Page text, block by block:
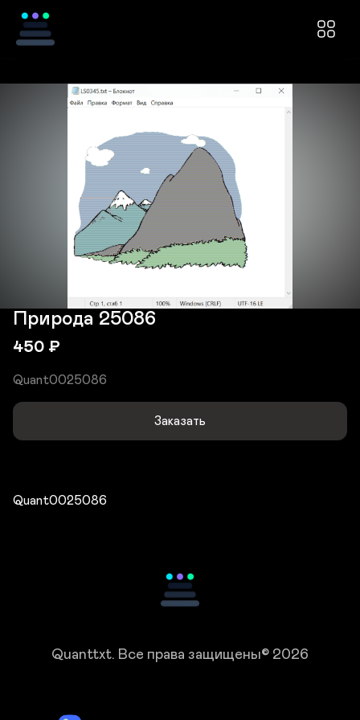
Природа 25086
450 ₽
Quant0025086
Заказать
Quant0025086
Quanttxt. Все права защищены© 2026